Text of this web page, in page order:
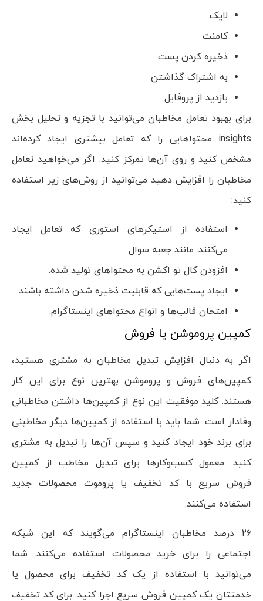
لایک
کامنت
ذخیره کردن پست
به اشتراک گذاشتن
بازدید از پروفایل
برای بهبود تعامل مخاطبان می‌توانید با تجزیه و تحلیل بخش
insights محتوا‌هایی را که تعامل بیشتری ایجاد کرده‌اند
مشخص کنید و روی آن‌ها تمرکز کنید. اگر می‌خواهید تعامل
مخاطبان را افزایش دهید می‌توانید از روش‌های زیر استفاده
کنید:
استفاده از استیکر‌های استوری که تعامل ایجاد
می‌کنند. مانند جعبه سوال
افزودن کال تو اکشن به محتوا‌های تولید شده.
ایجاد پست‌هایی که قابلیت ذخیره شدن داشته باشند.
امتحان قالب‌ها و انواع محتوا‌های اینستاگرام.
کمپین پروموشن یا فروش
اگر به دنبال افزایش تبدیل مخاطبان به مشتری هستید،
کمپین‌های فروش و پروموشن بهترین نوع برای این کار
هستند. کلید موفقیت این نوع از کمپین‌ها داشتن مخاطبانی
وفادار است. شما باید با استفاده از کمپین‌ها دیگر مخاطبنی
برای برند خود ایجاد کنید و سپس آن‌ها را تبدیل به مشتری
کنید. معمول کسب‌و‌کار‌ها برای تبدیل مخاطب از کمپین
فروش سریع با کد تخفیف یا پروموت محصولات جدید
استفاده می‌کنند.
۲۶ درصد مخاطبان اینستاگرام می‌گویند که این شبکه
اجتماعی را برای خرید محصولات استفاده می‌کنند. شما
می‌توانید با استفاده از یک کد تخفیف برای محصول یا
خدمتتان یک کمپین فروش سریع اجرا کنید. برای کد تخفیف